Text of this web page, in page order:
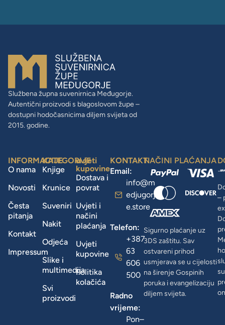
Službena župna suvenirnica Međugorje.
Autentični proizvodi s blagoslovom župe –
dostupni hodočasnicima diljem svijeta od
2015. godine.
INFORMACIJE
O nama
Novosti
Česta
pitanja
Kontakt
Impressum
KATEGORIJE
Knjige
Krunice
Suveniri
Nakit
Odjeća
Slike i
multimedija
Svi
proizvodi
uvjeti
kupovine
Dostava i
povrat
Uvjeti i
načini
plaćanja
Uvjeti
kupovine
Politika
kolačića
KONTAKT
Email:
info@m
edjugorj
e.store
Telefon:
+387
63
606
500
Radno
vrijeme:
Pon–
NAČINI PLAĆANJA
Sigurno plaćanje uz
3DS zaštitu. Sav
ostvareni prihod
usmjerava se u cijelosti
na širenje Gospinih
poruka i evangelizaciju
diljem svijeta.
–